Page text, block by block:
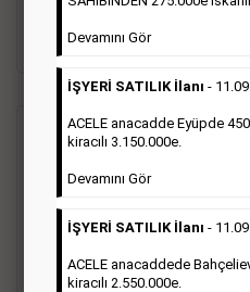
Detaylı Bilgi &
Vasıta
Sarı sayfa ilanlar alım-
ifade edilebilen ilanlardır.
etkilerler ve gazete
oluştururlar.Sabah sarı
sayısı şartı
Devamını Gör
İŞYERİ SATILIK İlanı -
ACELE anacadde Eyüpde
kiracılı 3.150.000e.
Devamını Gör
İŞYERİ SATILIK İlanı -
ACELE anacaddede
kiracılı 2.550.000e.